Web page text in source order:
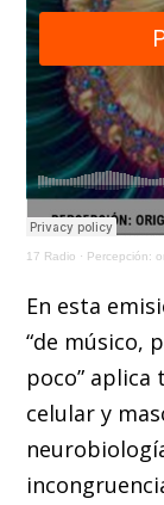
17 Radio · Percepción:
En esta
“de músico,
poco”
celular y